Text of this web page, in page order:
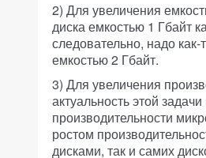
2) Для увеличения
диска емкостью 1 Гбайт
следовательно, надо
емкостью 2 Гбайт.
3) Для увеличения
актуальность этой
производительности
ростом
дисками, так и самих